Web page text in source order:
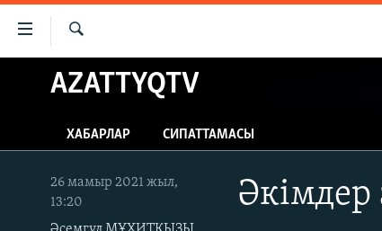
Accessibility
ЖАҢАЛЫҚТАР
AZATTYQTV
ҚАҢТАР ОҚИҒАСЫ
АДАМ ҚҰҚЫҚТАРЫ
AZATTYQTV
ХАБАРЛАР СИПАТТАМАСЫ
Әкімдер
26 мамыр 2021 жыл,
13:20